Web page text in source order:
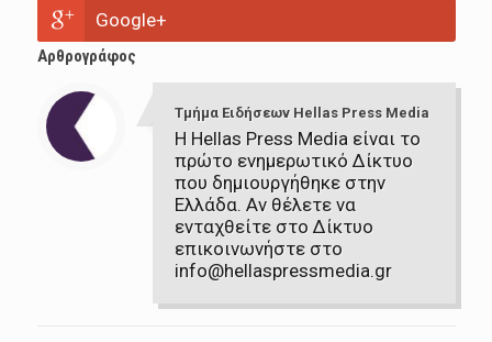
Google+
Αρθρογράφος
Τμήμα Ειδήσεων Hellas Press Media
Η Hellas Press Media είναι το
πρώτο ενημερωτικό Δίκτυο
που δημιουργήθηκε στην
Ελλάδα. Αν θέλετε να
ενταχθείτε στο Δίκτυο
επικοινωνήστε στο
info@hellaspressmedia.gr